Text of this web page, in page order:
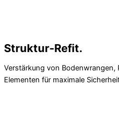
Struktur-Refit.
Verstärkung von Bodenwrangen,
Elementen für maximale